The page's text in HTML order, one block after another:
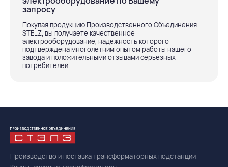
запросу
Покупая продукцию Производственного Объединения
STELZ, вы получаете качественное
электрооборудование, надежность которого
подтверждена многолетним опытом работы нашего
завода и положительными отзывами серьезных
потребителей.
Производство и поставка трансформаторных подстанций